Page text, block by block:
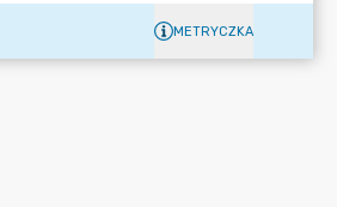
METRYCZKA